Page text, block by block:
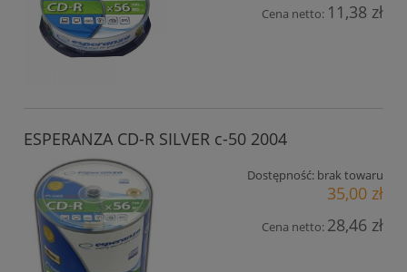
Cena netto: 11,38 zł
ESPERANZA CD-R SILVER c-50 2004
Dostępność: brak towaru
35,00 zł
Cena netto: 28,46 zł